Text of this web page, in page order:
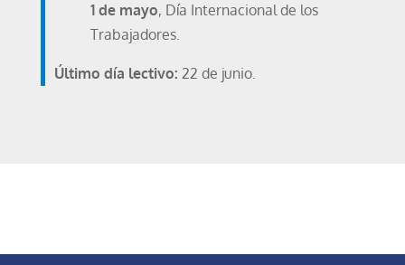
1 de mayo, Día Internacional de los
Trabajadores.
Último día lectivo: 22 de junio.